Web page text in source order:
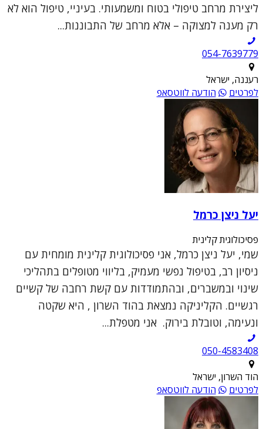
ליצירת מרחב טיפולי בטוח ומשמעותי. בעיניי, טיפול הוא לא
רק מענה למצוקה – אלא מרחב של התבוננות...
054-7639779
רעננה, ישראל
לפרטים
הודעה לווטסאפ
יעל ניצן כרמל
פסיכולוגית קלינית
שמי, יעל ניצן כרמל, אני פסיכולוגית קלינית מומחית עם
ניסיון רב, בטיפול נפשי מעמיק, בליווי מטופלים בתהליכי
שינוי ובמשברים, ובהתמודדות עם קשת רחבה של קשיים
רגשיים. הקליניקה נמצאת בהוד השרון , היא שקטה
ונעימה, וטובלת בירוק. אני מטפלת...
050-4583408
הוד השרון, ישראל
לפרטים
הודעה לווטסאפ